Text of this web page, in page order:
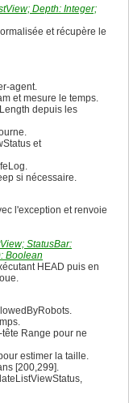
TArray < string
via InitDefaults.
par défaut
< string
dans
LangLock si le
Depth: Integer;
et récupère le
agent.
et mesure le temps.
depuis les
et
si nécessaire.
l'exception et renvoie
StatusBar:
Boolean
HEAD puis en
Range pour ne
estimer la taille.
[200,299].